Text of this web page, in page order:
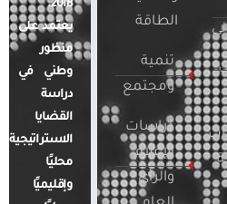
الطاقة
تنمية
ومجتمع
دراسات
الإعلام
والرأي
2018.
يعتمد على
منظور
وطني في
دراسة
القضايا
الاستراتيجية
محليًا
وإقليميًا